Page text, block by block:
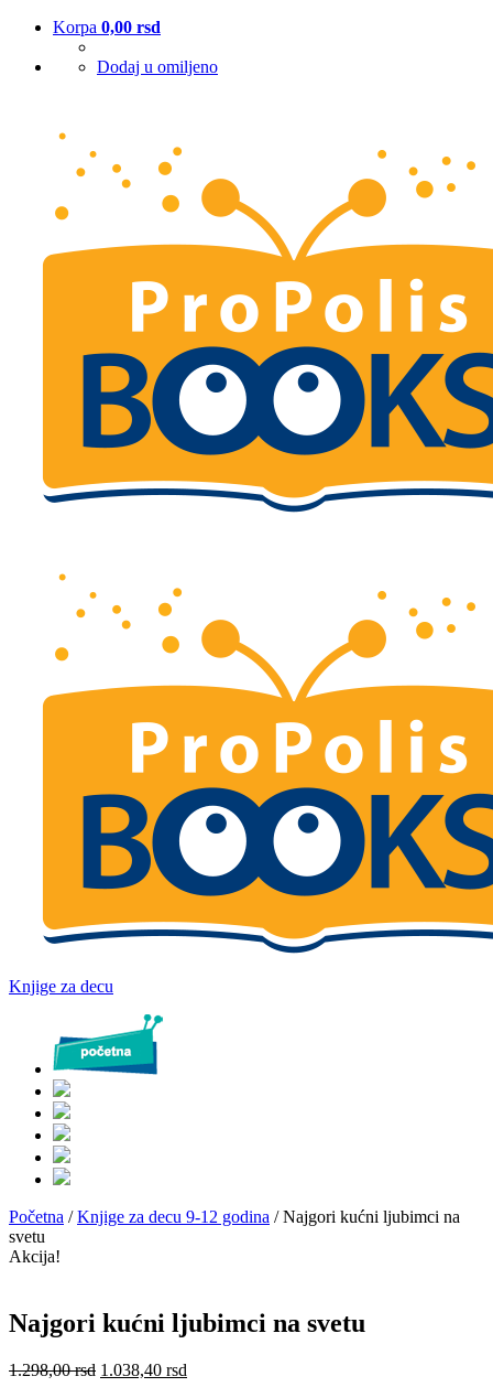
Korpa 0,00 rsd
Dodaj u omiljeno
Knjige za decu
Početna /Knjige za decu 9-12 godina / Najgori kućni ljubimci na
svetu
Akcija!
Najgori kućni ljubimci na svetu
1.298,00rsd 1.038,40 rsd